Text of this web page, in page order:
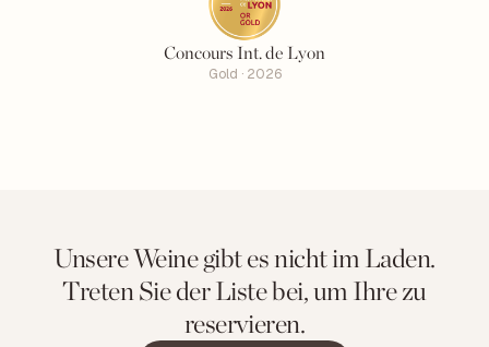
Concours Int. de Lyon
Gold · 2026
Unsere Weine gibt es nicht im Laden.
Treten Sie der Liste bei, um Ihre zu
reservieren.